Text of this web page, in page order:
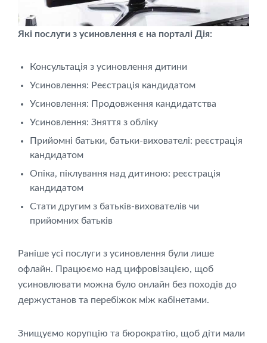
Які послуги з усиновлення є на порталі Дія:
Консультація з усиновлення дитини
Усиновлення: Реєстрація кандидатом
Усиновлення: Продовження кандидатства
Усиновлення: Зняття з обліку
Прийомні батьки, батьки-вихователі: реєстрація
кандидатом
Опіка, піклування над дитиною: реєстрація
кандидатом
Стати другим з батьків-вихователів чи
прийомних батьків
Раніше усі послуги з усиновлення були лише
офлайн. Працюємо над цифровізацією, щоб
усиновлювати можна було онлайн без походів до
держустанов та перебіжок між кабінетами.
Знищуємо корупцію та бюрократію, щоб діти мали